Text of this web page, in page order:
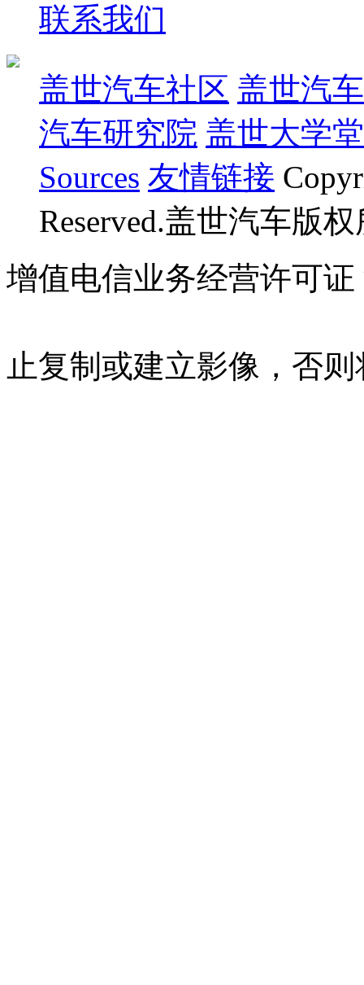
联系我们
盖世汽车社区 盖世汽
汽车研究院 盖世大学堂
Sources 友情链接
Reserved.盖世汽车版
增值电信业务经营许可证
止复制或建立影像，否